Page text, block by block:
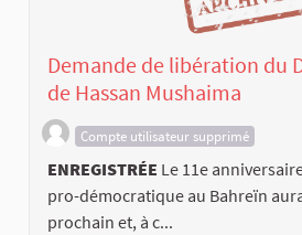
Demande de libération du
de Hassan Mushaima
Compte utilisateur supprimé
ENREGISTRÉE Le 11e
pro-démocratique au Bahreïn
prochain et, à c...